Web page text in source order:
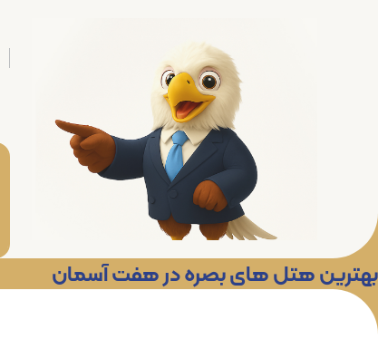
بهترین هتل های بصره در هفت آسمان